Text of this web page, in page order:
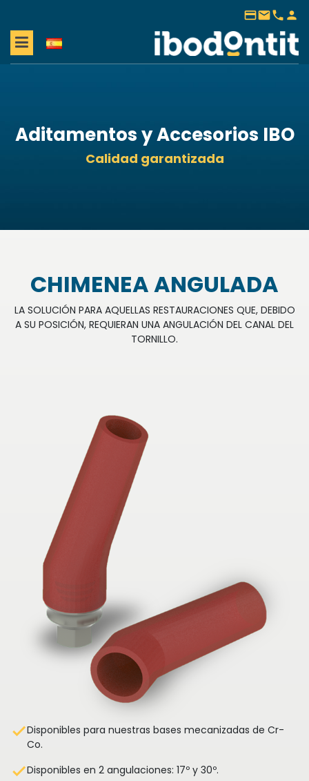
paymentmailphone person
Aditamentos y Accesorios IBO
Calidad garantizada
CHIMENEA ANGULADA
LA SOLUCIÓN PARA AQUELLAS RESTAURACIONES QUE, DEBIDO
A SU POSICIÓN, REQUIERAN UNA ANGULACIÓN DEL CANAL DEL
TORNILLO.
doneDisponibles para nuestras bases mecanizadas de Cr-
Co.
doneDisponibles en 2 angulaciones: 17º y 30º.